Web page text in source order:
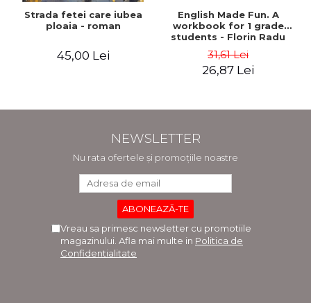
Strada fetei care iubea
ploaia - roman
45,00 Lei
English Made Fun. A
workbook for 1 grade
students - Florin Radu
Bortes
31,61 Lei
26,87 Lei
NEWSLETTER
Nu rata ofertele și promoțiile noastre
Vreau sa primesc newsletter cu promotiile
magazinului. Afla mai multe in Politica de
Confidentialitate